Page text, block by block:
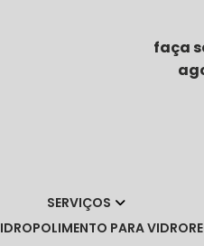
faça
SERVIÇOS
POLIMENTO PARA VIDRO